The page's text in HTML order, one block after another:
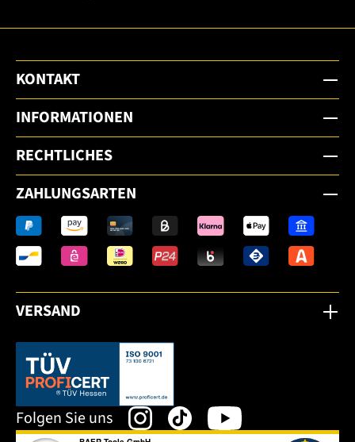
KONTAKT
INFORMATIONEN
RECHTLICHES
ZAHLUNGSARTEN
VERSAND
Dieser Link öffnet sich in einem neuen Tab.
Folgen Sie uns